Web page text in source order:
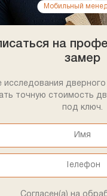
Мобильный
на
замер
исследования
точную стоимость
под ключ.